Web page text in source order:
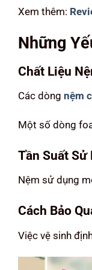
Xem thêm:
Những
Chất Liệu
Các dòng nệm
Một số dòng
Tần Suất Sử
Nệm sử dụng
Cách Bảo
Việc vệ sinh